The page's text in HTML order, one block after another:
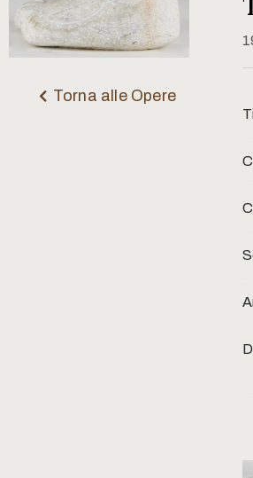
Contatti
Torna alle Opere